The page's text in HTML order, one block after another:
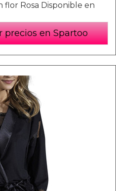
flor Rosa Disponible en
precios en Spartoo